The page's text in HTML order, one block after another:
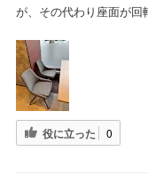
が、その代わり座面が回
役に立った 0